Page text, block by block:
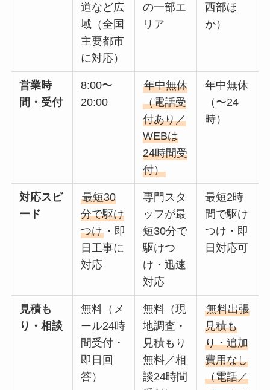
道など広
域（全国
主要都市
に対応）
の一部エ
リア
西部ほ
か）
営業時
間・受付
8:00〜
20:00
年中無休
（電話受
付あり／
WEBは
24時間受
付）
年中無休
（〜24
時）
対応スピ
ード
最短30
分で駆け
つけ ・即
日工事に
対応
専門スタ
ッフが最
短30分で
駆けつ
け・迅速
対応
最短2時
間で駆け
つけ・即
日対応可
見積も
り・相談
無料（メ
ール24時
間受付・
即日回
答）
無料（現
地調査・
見積もり
無料／相
談24時間
無料出張
見積も
り・追加
費用なし
（電話／